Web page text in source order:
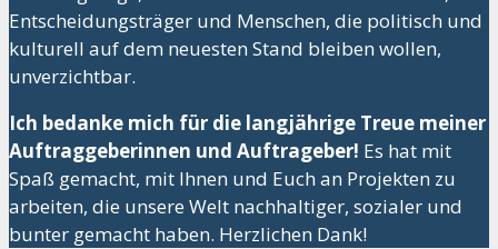
Entscheidungsträger und Menschen, die politisch und
kulturell auf dem neuesten Stand bleiben wollen,
unverzichtbar.
Ich bedanke mich für die langjährige Treue meiner
Auftraggeberinnen und Auftrageber! Es hat mit
Spaß gemacht, mit Ihnen und Euch an Projekten zu
arbeiten, die unsere Welt nachhaltiger, sozialer und
bunter gemacht haben. Herzlichen Dank!